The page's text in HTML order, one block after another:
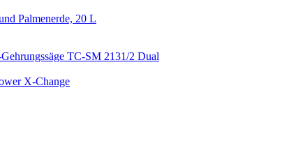
Palmenerde, 20 L
TC-SM 2131/2 Dual
X-Change